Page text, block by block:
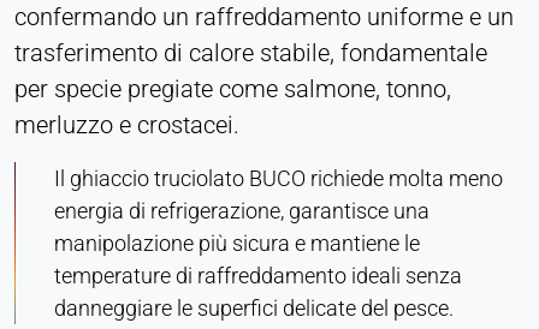
confermando un raffreddamento uniforme e un
trasferimento di calore stabile, fondamentale
per specie pregiate come salmone, tonno,
merluzzo e crostacei.
Il ghiaccio truciolato BUCO richiede molta meno
energia di refrigerazione, garantisce una
manipolazione più sicura e mantiene le
temperature di raffreddamento ideali senza
danneggiare le superfici delicate del pesce.